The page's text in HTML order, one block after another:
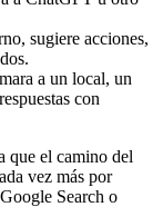
sugiere acciones,
a un local, un
con
que el camino del
vez más por
Search o